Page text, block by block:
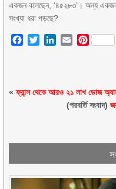
একজন বলেছেন, ‘৪৫২৮৩’। অন্য
সংখ্যা ধরা পড়ছে?
Facebook
TwitterLinkedIn
Email
«ফ্রান্স থেকে আরও ২১ লাখ ডোজ
(পরবর্তি সংবাদ)